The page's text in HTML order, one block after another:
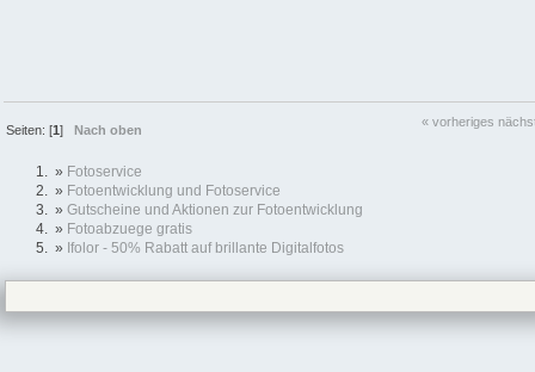
Seiten: [1]Nach oben
« vorheriges
» Fotoservice
» Fotoentwicklung und Fotoservice
» Gutscheine und Aktionen zur Fotoentwicklung
» Fotoabzuege gratis
» Ifolor - 50% Rabatt auf brillante Digitalfotos